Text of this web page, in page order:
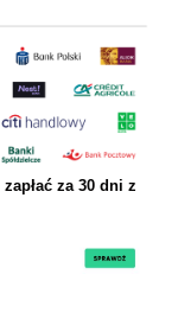
zapłać za 30 dni z